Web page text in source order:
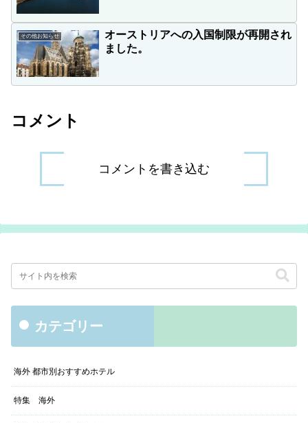
その他お知らせ
オーストリアへの入国制限が再開され
ました。
コメント
コメントを書き込む
カテゴリー
海外 都市別おすすめホテル
特集 海外